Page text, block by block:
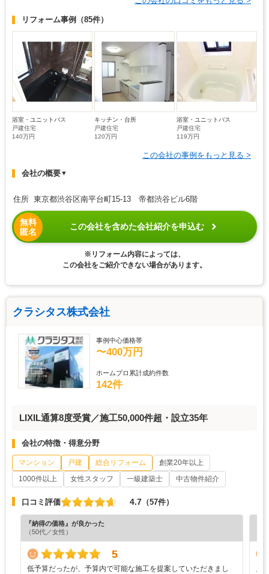
リフォーム事例 （85件）
浴室・ユニットバス
戸建住宅
140万円
キッチン・台所
戸建住宅
120万円
浴室・ユニットバス
戸建住宅
119万円
この会社の事例をもっと見る >
会社の概要▼
住所 東京都渋谷区南平台町15-13 帝都渋谷ビル6階
無料
匿名
この会社を含めた会社紹介を申込む
※リフォーム内容によっては、
この会社をご紹介できない場合があります。
クラシタス株式会社
事例中心価格帯
〜400万円
ホームプロ累計成約件数
142件
LIXIL通算8度受賞／施工50,000件超・設立35年
会社の特徴・得意分野
マンション 戸建 総合リフォーム
創業20年以上
1000件以上
女性スタッフ 一級建築士 中古物件紹介
口コミ評価 4.7 （57件）
『納得の価格』が良かった
（50代／女性）
5
低予算だったが、予算内で可能な施工を提案していただきまし